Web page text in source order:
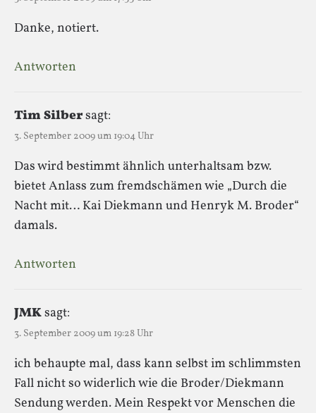
Danke, notiert.
Antworten
Tim Silbersagt:
3. September 2009 um 19:04 Uhr
Das wird bestimmt ähnlich unterhaltsam bzw.
bietet Anlass zum fremdschämen wie „Durch die
Nacht mit… Kai Diekmann und Henryk M. Broder“
damals.
Antworten
JMKsagt:
3. September 2009 um 19:28 Uhr
ich behaupte mal, dass kann selbst im schlimmsten
Fall nicht so widerlich wie die Broder/Diekmann
Sendung werden. Mein Respekt vor Menschen die